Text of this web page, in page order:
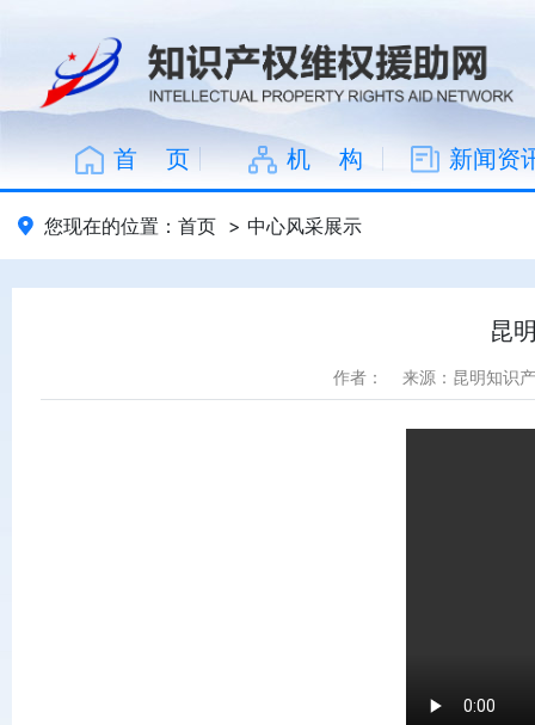
首 页 机 构 新闻资
您现在的位置： 首页 > 中心风采展示
昆
作者： 来源：昆明知识